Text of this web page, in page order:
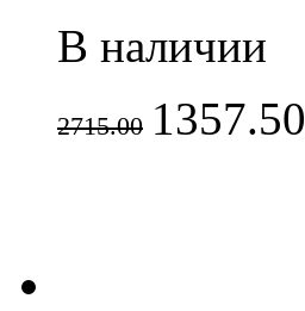
В наличии
2715.00 1357.50